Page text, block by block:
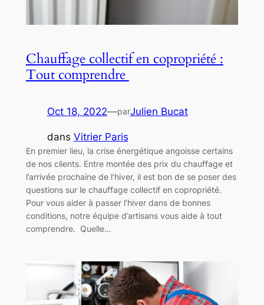
Chauffage collectif en copropriété :
Tout comprendre
Oct 18, 2022—parJulien Bucat
dans Vitrier Paris
En premier lieu, la crise énergétique angoisse certains
de nos clients. Entre montée des prix du chauffage et
l’arrivée prochaine de l’hiver, il est bon de se poser des
questions sur le chauffage collectif en copropriété.
Pour vous aider à passer l’hiver dans de bonnes
conditions, notre équipe d’artisans vous aide à tout
comprendre. Quelle…